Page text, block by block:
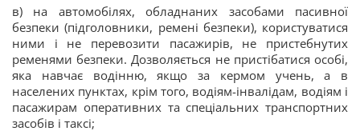
в) на автомобілях, обладнаних засобами пасивної
безпеки (підголовники, ремені безпеки), користуватися
ними і не перевозити пасажирів, не пристебнутих
ременями безпеки. Дозволяється не пристібатися особі,
яка навчає водінню, якщо за кермом учень, а в
населених пунктах, крім того, водіям-інвалідам, водіям і
пасажирам оперативних та спеціальних транспортних
засобів і таксі;